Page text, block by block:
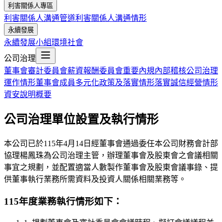
利害關係人專區
利害關係人溝通管道利害關係人溝通情形
永續發展
永續發展小組環境社會
公司治理
董事會審計委員會薪資報酬委員會重要內規內部稽核公司治理
運作情形董事會成員多元化政策及落實情形落實誠信經營情形
資安說明概要
公司治理單位設置及執行情形
本公司已於115年4月14日經董事會通過委任本公司財務會計部
協理楊鳳珠為公司治理主管，辦理董事會及股東會之會議相關
事宜之規劃，並配置適當人數製作董事會及股東會議事錄、提
供董事執行業務所需資料及投資人關係相關業務等。
115年度業務執行情形如下：